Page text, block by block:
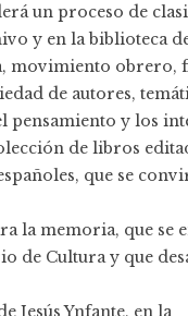
un proceso de
y en la biblioteca de
movimiento obrero,
de autores,
pensamiento y los
de libros
que se
la memoria, que se
de Cultura y que